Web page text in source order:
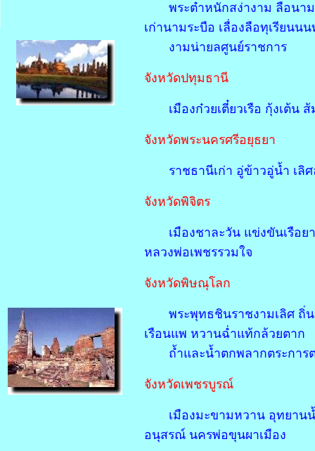
พระตำหนักสง่างาม ลือนาม
เก่านามระบือ เลื่องลือทุเรียนนน
งามน่ายลศูนย์ราชการ
จังหวัดปทุมธานี
เมืองก๋วยเตี๋ยวเรือ กุ้งเต้น
จังหวัดพระนครศรีอยุธยา
ราชธานีเก่า อู่ข้าวอู่น้ำ เลิ
จังหวัดพิจิตร
เมืองชาละวัน แข่งขันเรือย
หลวงพ่อเพชรรวมใจ
จังหวัดพิษณุโลก
พระพุทธชินราชงามเลิศ ถิ่
เรือนแพ หวานฉ่ำแท้กล้วยตาก
ถ้ำและน้ำตกพลากตระการ
จังหวัดเพชรบูรณ์
เมืองมะขามหวาน อุทยาน
อนุสรณ์ นครพ่อขุนผาเมือง